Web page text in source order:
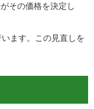
その価格を決定し
ます。この見直しを